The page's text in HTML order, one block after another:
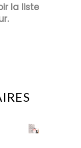
la liste